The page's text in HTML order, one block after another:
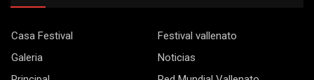
Casa Festival
Festival vallenato
Galeria
Noticias